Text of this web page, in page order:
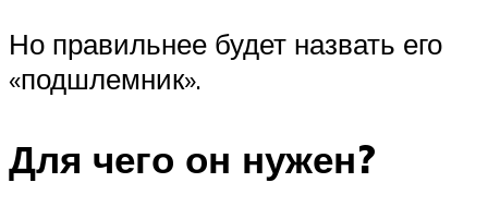
Но правильнее будет назвать его
«подшлемник».
Для чего он нужен?